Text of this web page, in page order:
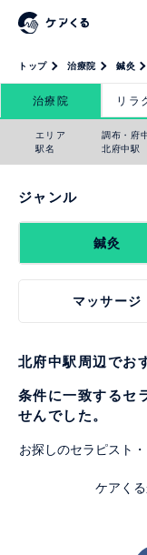
トップ 治療院 鍼灸
治療院 リラ
エリア
駅名
調布・府
北府中駅
ジャンル
鍼灸
マッサージ
北府中駅周辺でお
条件に一致するセ
せんでした。
お探しのセラピスト
ケアく